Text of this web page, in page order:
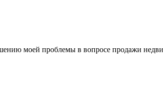
моей проблемы в вопросе продажи